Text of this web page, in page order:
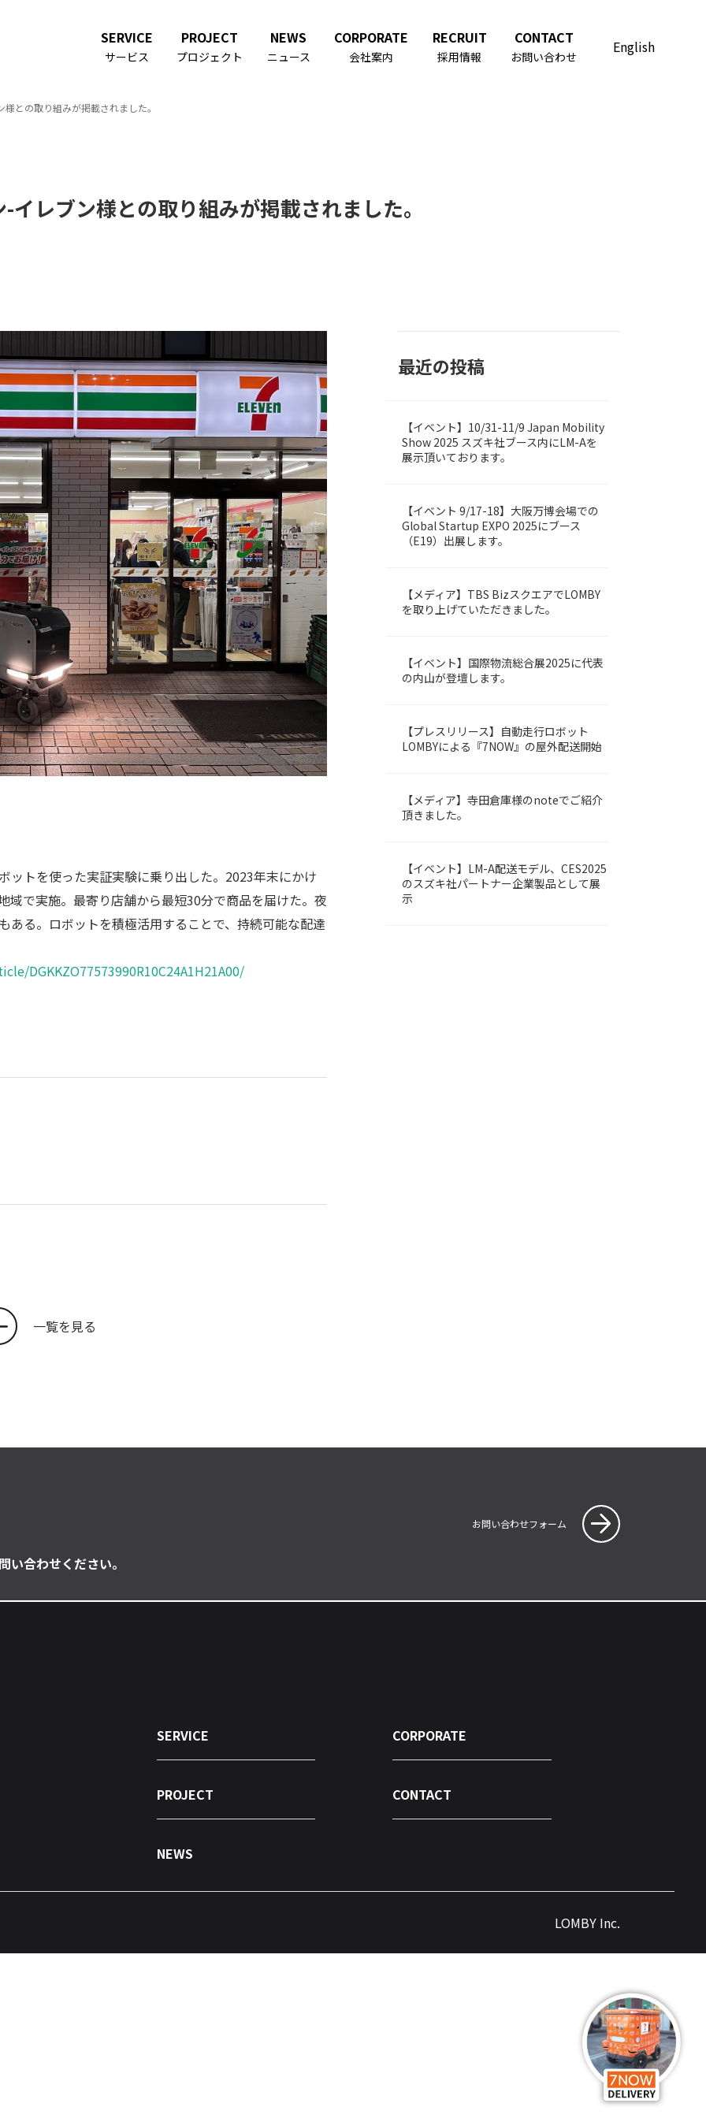
SERVICE
サービス
PROJECT
プロジェクト
NEWS
ニュース
CORPORATE
会社案内
RECRUIT
採用情報
CONTACT
お問い合わせ
English
様との取り組みが掲載されました。
イレブン様との取り組みが掲載されました。
ットを使った実証実験に乗り出した。2023年末にかけ
域で実施。最寄り店舗から最短30分で商品を届けた。夜
ある。ロボットを積極活用することで、持続可能な配達
DGKKZO77573990R10C24A1H21A00/
一覧を見る
最近の投稿
LOMBY【イベント】10/31-11/9 Japan Mobility
Show 2025 スズキ社ブース内にLM-Aを
展示頂いております。
Uncategorized【イベント 9/17-18】大阪万博会場での
Global Startup EXPO 2025にブース
（E19）出展します。
LOMBY【メディア】TBS BizスクエアでLOMBY
を取り上げていただきました。
LOMBY【イベント】国際物流総合展2025に代表
の内山が登壇します。
LOMBY【プレスリリース】自動走行ロボット
LOMBYによる『7NOW』の屋外配送開始
LOMBY【メディア】寺田倉庫様のnoteでご紹介
頂きました。
LOMBY【イベント】LM-A配送モデル、CES2025
のスズキ社パートナー企業製品として展
示
い合わせください。
お問い合わせフォーム
SERVICE
PROJECT
NEWS
CORPORATE
CONTACT
LOMBY Inc.